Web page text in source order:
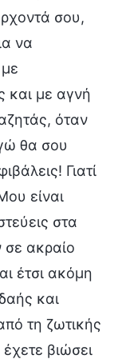
σου,
να
και με αγνή
όταν
θα σου
Γιατί
είναι
στα
σε ακραίο
έτσι ακόμη
και
τη ζωτικής
βιώσει